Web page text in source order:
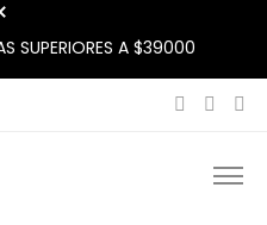
SUPERIORES A $39000